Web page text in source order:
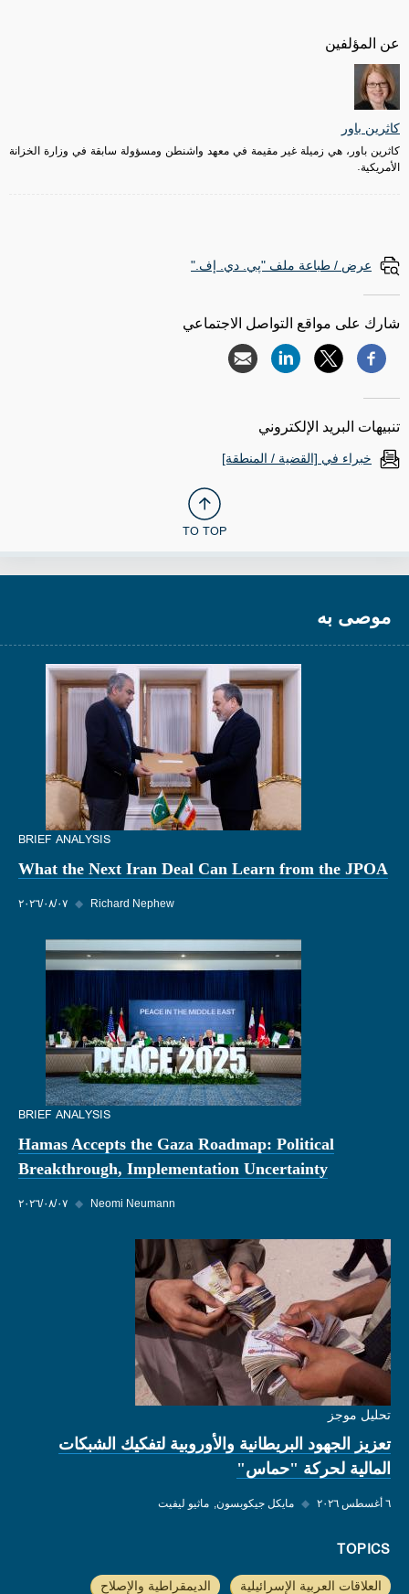
عن المؤلفين
كاثرين باور
كاثرين باور، هي زميلة غير مقيمة في معهد واشنطن ومسؤولة سابقة في وزارة الخزانة
الأمريكية.
عرض / طباعة ملف "پي. دي. إف."
شارك على مواقع التواصل الاجتماعي
تنبيهات البريد الإلكتروني
خبراء في [القضية / المنطقة]
TO TOP
موصى به
BRIEF ANALYSIS
What the Next Iran Deal Can Learn from the JPOA
٠٧‏/٠٨‏/٢٠٢٦ ◆ Richard Nephew
BRIEF ANALYSIS
Hamas Accepts the Gaza Roadmap: Political
Breakthrough, Implementation Uncertainty
٠٧‏/٠٨‏/٢٠٢٦ ◆ Neomi Neumann
تحليل موجز
تعزيز الجهود البريطانية والأوروبية لتفكيك الشبكات
المالية لحركة "حماس"
٦ أغسطس ٢٠٢٦ ◆ مايكل جيكوبسون ماثيو ليفيت
TOPICS
العلاقات العربية الإسرائيلية الديمقراطية والإصلاح